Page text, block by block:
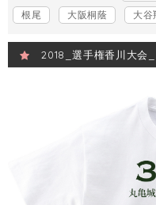
根尾
大阪桐蔭 大谷
2018_選手権香川大会